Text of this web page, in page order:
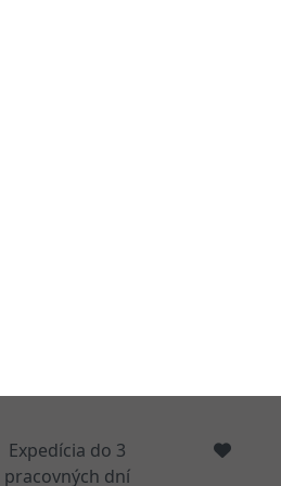
Expedícia do 3
pracovných dní